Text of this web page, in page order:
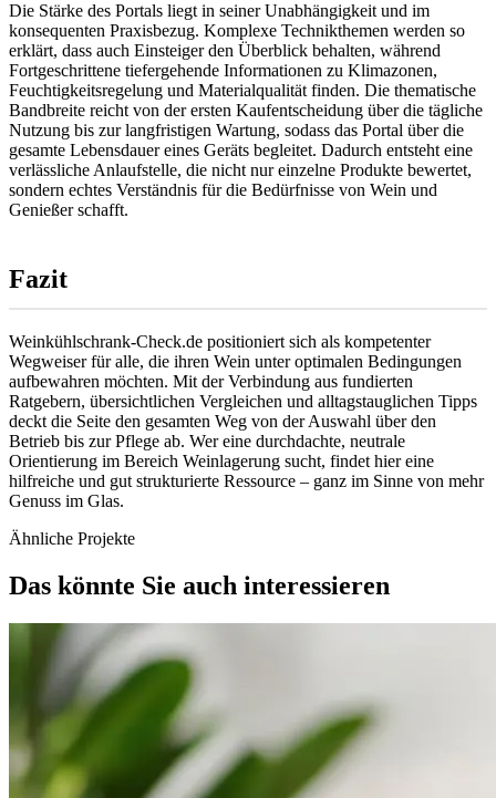
Die Stärke des Portals liegt in seiner Unabhängigkeit und im
konsequenten Praxisbezug. Komplexe Technikthemen werden so
erklärt, dass auch Einsteiger den Überblick behalten, während
Fortgeschrittene tiefergehende Informationen zu Klimazonen,
Feuchtigkeitsregelung und Materialqualität finden. Die thematische
Bandbreite reicht von der ersten Kaufentscheidung über die tägliche
Nutzung bis zur langfristigen Wartung, sodass das Portal über die
gesamte Lebensdauer eines Geräts begleitet. Dadurch entsteht eine
verlässliche Anlaufstelle, die nicht nur einzelne Produkte bewertet,
sondern echtes Verständnis für die Bedürfnisse von Wein und
Genießer schafft.
Fazit
Weinkühlschrank-Check.de positioniert sich als kompetenter
Wegweiser für alle, die ihren Wein unter optimalen Bedingungen
aufbewahren möchten. Mit der Verbindung aus fundierten
Ratgebern, übersichtlichen Vergleichen und alltagstauglichen Tipps
deckt die Seite den gesamten Weg von der Auswahl über den
Betrieb bis zur Pflege ab. Wer eine durchdachte, neutrale
Orientierung im Bereich Weinlagerung sucht, findet hier eine
hilfreiche und gut strukturierte Ressource – ganz im Sinne von mehr
Genuss im Glas.
Ähnliche Projekte
Das könnte Sie auch interessieren